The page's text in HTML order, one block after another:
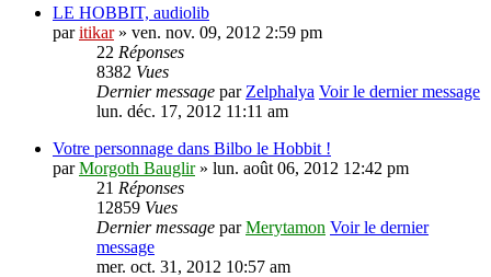
LE HOBBIT, audiolib
paritikar» ven. nov. 09, 2012 2:59 pm
22 Réponses
8382 Vues
Dernier message par Zelphalya Voir le dernier message
lun. déc. 17, 2012 11:11 am
Votre personnage dans Bilbo le Hobbit !
parMorgoth Bauglir» lun. août 06, 2012 12:42 pm
21 Réponses
12859 Vues
Dernier message parMerytamon Voir le dernier
message
mer. oct. 31, 2012 10:57 am